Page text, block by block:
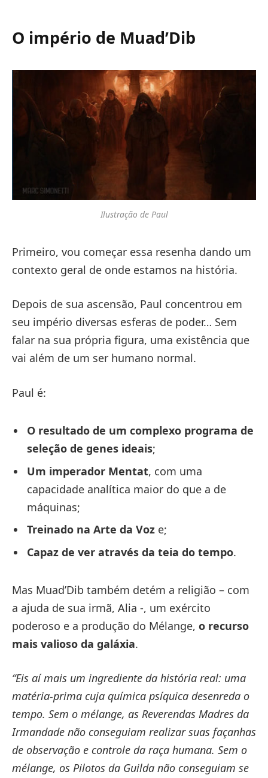
O império de Muad’Dib
Ilustração de Paul
Primeiro, vou começar essa resenha dando um
contexto geral de onde estamos na história.
Depois de sua ascensão, Paul concentrou em
seu império diversas esferas de poder… Sem
falar na sua própria figura, uma existência que
vai além de um ser humano normal.
Paul é:
O resultado de um complexo programa de
seleção de genes ideais;
Um imperador Mentat, com uma
capacidade analítica maior do que a de
máquinas;
Treinado na Arte da Voz e;
Capaz de ver através da teia do tempo.
Mas Muad’Dib também detém a religião – com
a ajuda de sua irmã, Alia -, um exército
poderoso e a produção do Mélange, o recurso
mais valioso da galáxia.
“Eis aí mais um ingrediente da história real: uma
matéria-prima cuja química psíquica desenreda o
tempo. Sem o mélange, as Reverendas Madres da
Irmandade não conseguiam realizar suas façanhas
de observação e controle da raça humana. Sem o
mélange, os Pilotos da Guilda não conseguiam se